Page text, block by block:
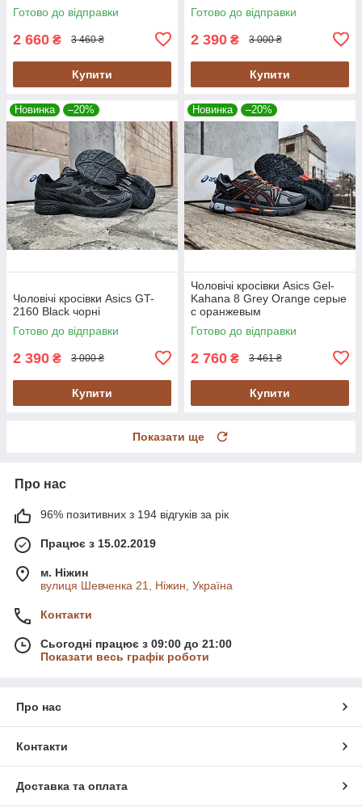
Готово до відправки
2 660 ₴ 3 460 ₴
Купити
Готово до відправки
2 390 ₴ 3 000 ₴
Купити
Новинка –20%
Чоловічі кросівки Asics GT-
2160 Black чорні
Готово до відправки
2 390 ₴ 3 000 ₴
Купити
Новинка –20%
Чоловічі кросівки Asics Gel-
Kahana 8 Grey Orange серые
с оранжевым
Готово до відправки
2 760 ₴ 3 461 ₴
Купити
Показати ще
Про нас
96% позитивних з 194 відгуків за рік
Працює з 15.02.2019
м. Ніжин
вулиця Шевченка 21, Ніжин, Україна
Контакти
Сьогодні працює з 09:00 до 21:00
Показати весь графік роботи
Про нас
Контакти
Доставка та оплата